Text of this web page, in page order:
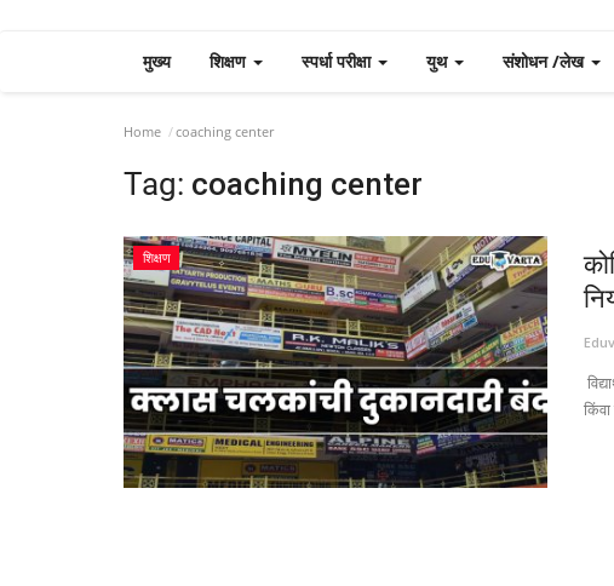
मुख्य शिक्षण स्पर्धा परीक्षा युथ संशोधन /लेख
Home coaching center
Tag: coaching center
शिक्षण